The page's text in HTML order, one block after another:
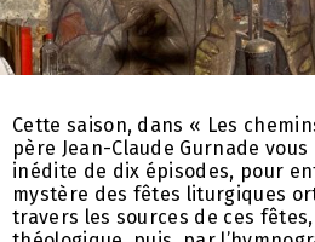
Cette saison, dans « Les
père Jean-Claude Gurnade
inédite de dix épisodes, pour
mystère des fêtes liturgiques
travers les sources de ces